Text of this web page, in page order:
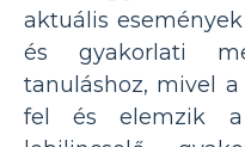
aktuális
és gyakorlati
tanuláshoz, mivel
fel és elemzik